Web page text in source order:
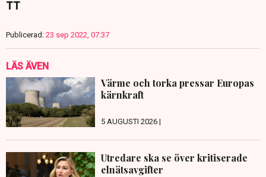
TT
Publicerad: 23 sep 2022, 07:37
LÄS ÄVEN
Värme och torka pressar Europas
kärnkraft
5 AUGUSTI 2026 |
Utredare ska se över kritiserade
elnätsavgifter